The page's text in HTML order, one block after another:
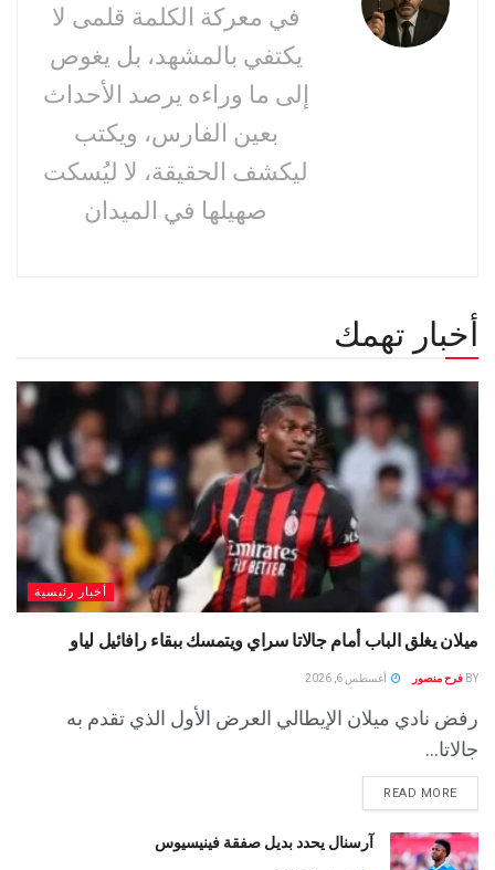
في معركة الكلمة قلمى لا
يكتفي بالمشهد، بل يغوص
إلى ما وراءه يرصد الأحداث
بعين الفارس، ويكتب
ليكشف الحقيقة، لا ليُسكت
صهيلها في الميدان
أخبار تهمك
أخبار رئيسية
ميلان يغلق الباب أمام جالاتا سراي ويتمسك ببقاء رافائيل لياو
BY فرح منصور أغسطس 6, 2026
رفض نادي ميلان الإيطالي العرض الأول الذي تقدم به
جالاتا...
READ MORE
آرسنال يحدد بديل صفقة فينيسيوس